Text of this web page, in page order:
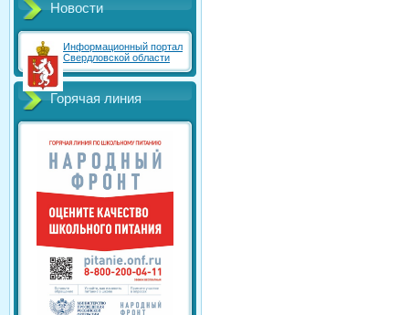
Новости
Информационный портал
Свердловской области
Горячая линия